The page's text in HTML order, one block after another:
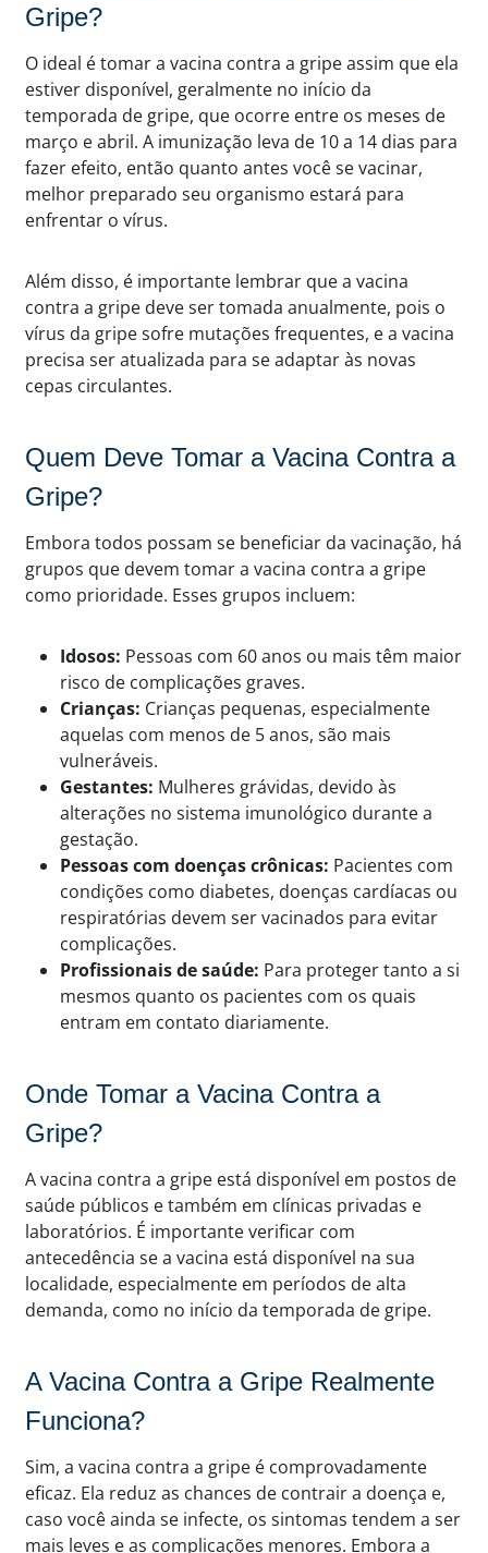
Gripe?
O ideal é tomar a vacina contra a gripe assim que ela
estiver disponível, geralmente no início da
temporada de gripe, que ocorre entre os meses de
março e abril. A imunização leva de 10 a 14 dias para
fazer efeito, então quanto antes você se vacinar,
melhor preparado seu organismo estará para
enfrentar o vírus.
Além disso, é importante lembrar que a vacina
contra a gripe deve ser tomada anualmente, pois o
vírus da gripe sofre mutações frequentes, e a vacina
precisa ser atualizada para se adaptar às novas
cepas circulantes.
Quem Deve Tomar a Vacina Contra a
Gripe?
Embora todos possam se beneficiar da vacinação, há
grupos que devem tomar a vacina contra a gripe
como prioridade. Esses grupos incluem:
Idosos: Pessoas com 60 anos ou mais têm maior
risco de complicações graves.
Crianças: Crianças pequenas, especialmente
aquelas com menos de 5 anos, são mais
vulneráveis.
Gestantes: Mulheres grávidas, devido às
alterações no sistema imunológico durante a
gestação.
Pessoas com doenças crônicas: Pacientes com
condições como diabetes, doenças cardíacas ou
respiratórias devem ser vacinados para evitar
complicações.
Profissionais de saúde: Para proteger tanto a si
mesmos quanto os pacientes com os quais
entram em contato diariamente.
Onde Tomar a Vacina Contra a
Gripe?
A vacina contra a gripe está disponível em postos de
saúde públicos e também em clínicas privadas e
laboratórios. É importante verificar com
antecedência se a vacina está disponível na sua
localidade, especialmente em períodos de alta
demanda, como no início da temporada de gripe.
A Vacina Contra a Gripe Realmente
Funciona?
Sim, a vacina contra a gripe é comprovadamente
eficaz. Ela reduz as chances de contrair a doença e,
caso você ainda se infecte, os sintomas tendem a ser
mais leves e as complicações menores. Embora a